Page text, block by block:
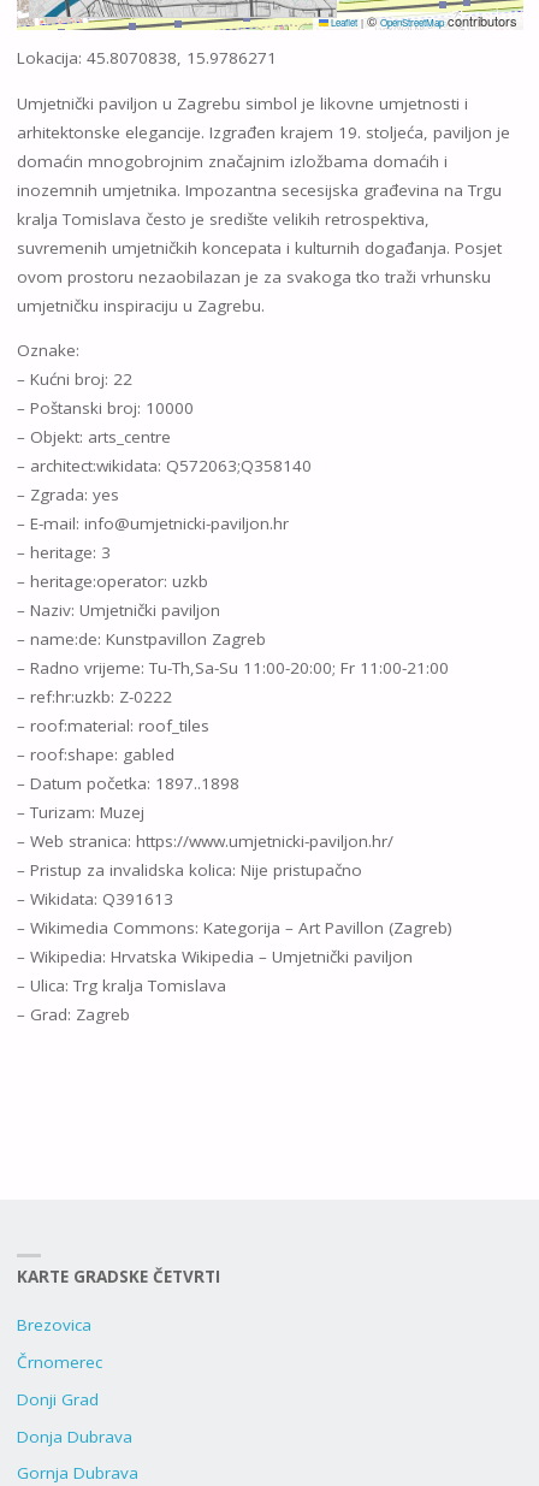
Leaflet |©OpenStreetMapcontributors
Lokacija: 45.8070838, 15.9786271
Umjetnički paviljon u Zagrebu simbol je likovne umjetnosti i
arhitektonske elegancije. Izgrađen krajem 19. stoljeća, paviljon je
domaćin mnogobrojnim značajnim izložbama domaćih i
inozemnih umjetnika. Impozantna secesijska građevina na Trgu
kralja Tomislava često je središte velikih retrospektiva,
suvremenih umjetničkih koncepata i kulturnih događanja. Posjet
ovom prostoru nezaobilazan je za svakoga tko traži vrhunsku
umjetničku inspiraciju u Zagrebu.
Oznake:
– Kućni broj: 22
– Poštanski broj: 10000
– Objekt: arts_centre
– architect:wikidata: Q572063;Q358140
– Zgrada: yes
– E-mail: info@umjetnicki-paviljon.hr
– heritage: 3
– heritage:operator: uzkb
– Naziv: Umjetnički paviljon
– name:de: Kunstpavillon Zagreb
– Radno vrijeme: Tu-Th,Sa-Su 11:00-20:00; Fr 11:00-21:00
– ref:hr:uzkb: Z-0222
– roof:material: roof_tiles
– roof:shape: gabled
– Datum početka: 1897..1898
– Turizam: Muzej
– Web stranica: https://www.umjetnicki-paviljon.hr/
– Pristup za invalidska kolica: Nije pristupačno
– Wikidata: Q391613
– Wikimedia Commons: Kategorija – Art Pavillon (Zagreb)
– Wikipedia: Hrvatska Wikipedia – Umjetnički paviljon
– Ulica: Trg kralja Tomislava
– Grad: Zagreb
KARTE GRADSKE ČETVRTI
Brezovica
Črnomerec
Donji Grad
Donja Dubrava
Gornja Dubrava